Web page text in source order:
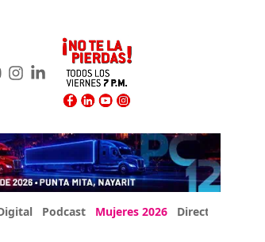
Podcast Mujeres 2026 Directorio Expo